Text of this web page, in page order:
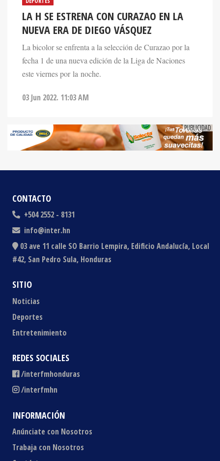
LA H SE ESTRENA CON CURAZAO EN LA
NUEVA ERA DE DIEGO VÁSQUEZ
La bicolor se enfrenta a la selección de Curazao por la
fecha 1 de una nueva edición de la Liga de Naciones
este viernes por la noche.
03 Jun 2022. 11:03 AM
CONTACTO
+504 2552 - 8131
info@inter.hn
03 ave 11 calle SO Barrio Lempira, Edificio Andalucía, Local
#42, San Pedro Sula, Honduras
SITIO
Noticias
Deportes
Entretenimiento
REDES SOCIALES
/interfmhonduras
/interfmhn
INFORMACIÓN
Anúnciate con Nosotros
Trabaja con Nosotros